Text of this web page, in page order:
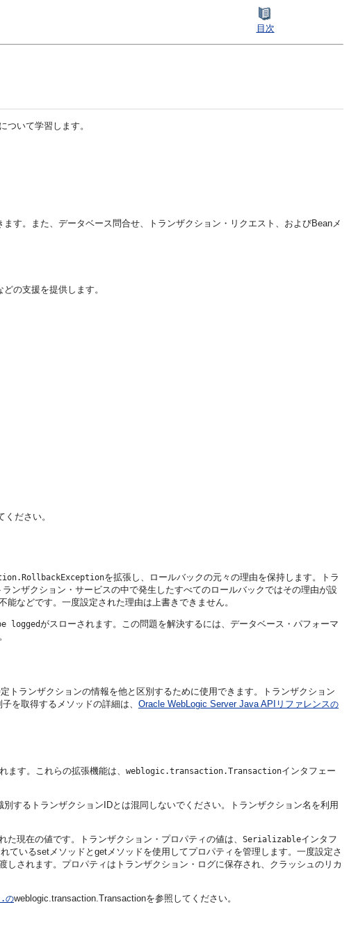
目次
ついて学習します。
す。また、データベース問合せ、トランザクション・リクエスト、およびBeanメ
の支援を提供します。
ださい。
を拡張し、ロールバックの元々の理由を保持します。トラ
ンザクション・サービスの中で発生したすべてのロールバックではその理由が設
などです。一度設定された理由は上書きできません。
loggedがスローされます。この問題を解決するには、データベース・パフォーマ
トランザクションの情報を他と区別するために使用できます。トランザクション
を取得するメソッドの詳細は、 Oracle WebLogic Server Java APIリファレンスの
ます。これらの拡張機能は、 weblogic.transaction.Transactionインタフェー
するトランザクションIDとは混同しないでください。トランザクション名を利用
現在の値です。トランザクション・プロパティの値は、 Serializableインタフ
ているsetメソッドとgetメソッドを使用してプロパティを管理します。一度設定さ
されます。プロパティはトランザクション・ログに保存され、クラッシュのリカ
.のweblogic.transaction.Transactionを参照してください。